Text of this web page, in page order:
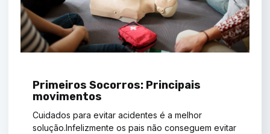
Primeiros Socorros: Principais
movimentos
Cuidados para evitar acidentes é a melhor
solução.Infelizmente os pais não conseguem evitar